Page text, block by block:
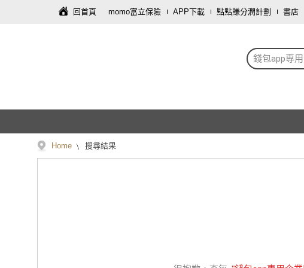
回首頁 momo富立保險 APP下載 點點賺分潤計劃 書店
錢包app專
Home 搜尋結果